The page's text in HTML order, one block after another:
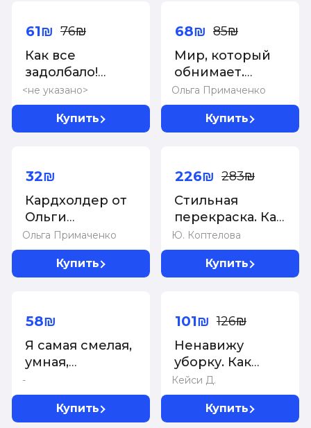
<не указано>
Как все
задолбало!
Раскраска-
антистресс для
взрослых
61₪ 76₪
Купить
Ольга Примаченко
Мир, который
обнимает.
Раскраска-
одеялко
68₪ 85₪
Купить
Ольга Примаченко
Кардхолдер от
Ольги
Примаченко.
Цени себя, моя
хорошая
32₪
Купить
Ю. Коптелова
Стильная
перекраска. Как
с помощью
цвета создать
новый
226₪ 283₪
Купить
-
Я самая смелая,
умная,
красивая!
Раскраска-
антистресс с
58₪
Купить
Кейси Д.
Ненавижу
уборку. Как
поддерживать
порядок в
доме, когда на
101₪ 126₪
Купить